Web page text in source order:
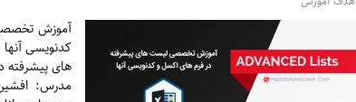
آموزش
کدنویسی
های پیشرفته
مدرس: افشین